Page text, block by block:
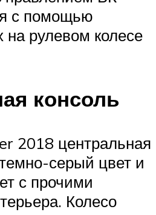
с помощью
рулевом колесе
консоль
2018 центральная
серый цвет и
с прочими
Колесо